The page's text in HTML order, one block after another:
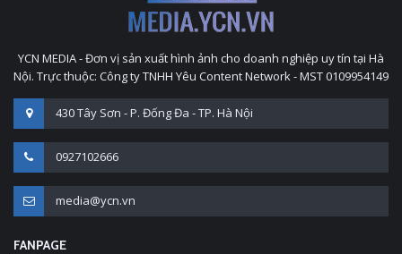
YCN MEDIA - Đơn vị sản xuất hình ảnh cho doanh nghiệp uy tín tại Hà
Nội. Trực thuộc: Công ty TNHH Yêu Content Network - MST 0109954149
430 Tây Sơn - P. Đống Đa - TP. Hà Nội
0927102666
media@ycn.vn
FANPAGE